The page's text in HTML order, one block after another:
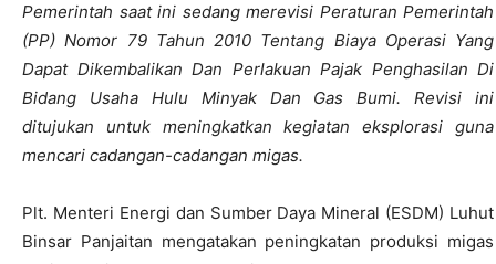
Pemerintah saat ini sedang merevisi Peraturan Pemerintah
(PP) Nomor 79 Tahun 2010 Tentang Biaya Operasi Yang
Dapat Dikembalikan Dan Perlakuan Pajak Penghasilan Di
Bidang Usaha Hulu Minyak Dan Gas Bumi. Revisi ini
ditujukan untuk meningkatkan kegiatan eksplorasi guna
mencari cadangan-cadangan migas.
Plt. Menteri Energi dan Sumber Daya Mineral (ESDM) Luhut
Binsar Panjaitan mengatakan peningkatan produksi migas